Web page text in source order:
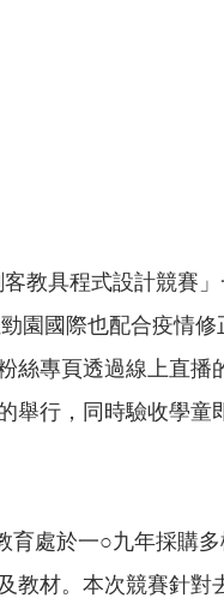
創客教具程式設計競
園國際也配合疫情
絲專頁透過線上直
舉行，同時驗收學
教材。本次競賽針對